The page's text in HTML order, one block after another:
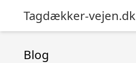
Tagdækker-vejen.dk
Blog